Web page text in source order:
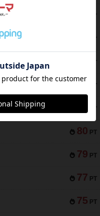
PT
PT
PT
94 PT
PT
80 PT
79 PT
77 PT
75 PT